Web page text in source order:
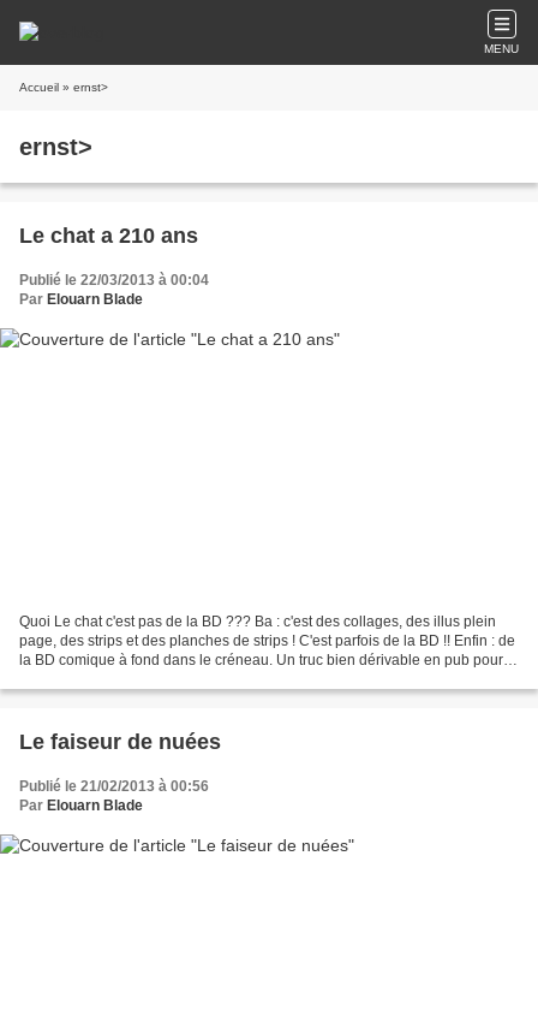
MENU
Accueil » ernst>
ernst>
Le chat a 210 ans
Publié le 22/03/2013 à 00:04
Par Elouarn Blade
Quoi Le chat c'est pas de la BD ??? Ba : c'est des collages, des illus plein
page, des strips et des planches de strips ! C'est parfois de la BD !! Enfin : de
la BD comique à fond dans le créneau. Un truc bien dérivable en pub pour
Le faiseur de nuées
Publié le 21/02/2013 à 00:56
Par Elouarn Blade